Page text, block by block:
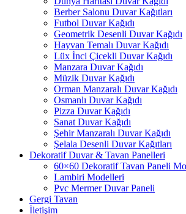
Berber Salonu Duvar Kağıtları
Futbol Duvar Kağıdı
Geometrik Desenli Duvar Kağıdı
Hayvan Temalı Duvar Kağıdı
Lüx İnci Çicekli Duvar Kağıdı
Manzara Duvar Kağıdı
Müzik Duvar Kağıdı
Orman Manzaralı Duvar Kağıdı
Osmanlı Duvar Kağıdı
Pizza Duvar Kağıdı
Sanat Duvar Kağıdı
Şehir Manzaralı Duvar Kağıdı
Şelala Desenli Duvar Kağıtları
Dekoratif Duvar & Tavan Panelleri
60×60 Dekoratif Tavan Paneli
Lambiri Modelleri
Pvc Mermer Duvar Paneli
Gergi Tavan
İletişim